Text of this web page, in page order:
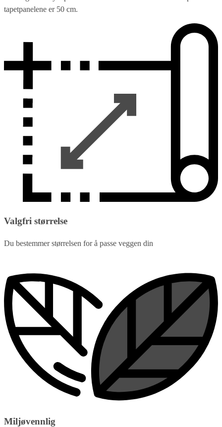
tapetpanelene er 50 cm.
Valgfri størrelse
Du bestemmer størrelsen for å passe veggen din
Miljøvennlig